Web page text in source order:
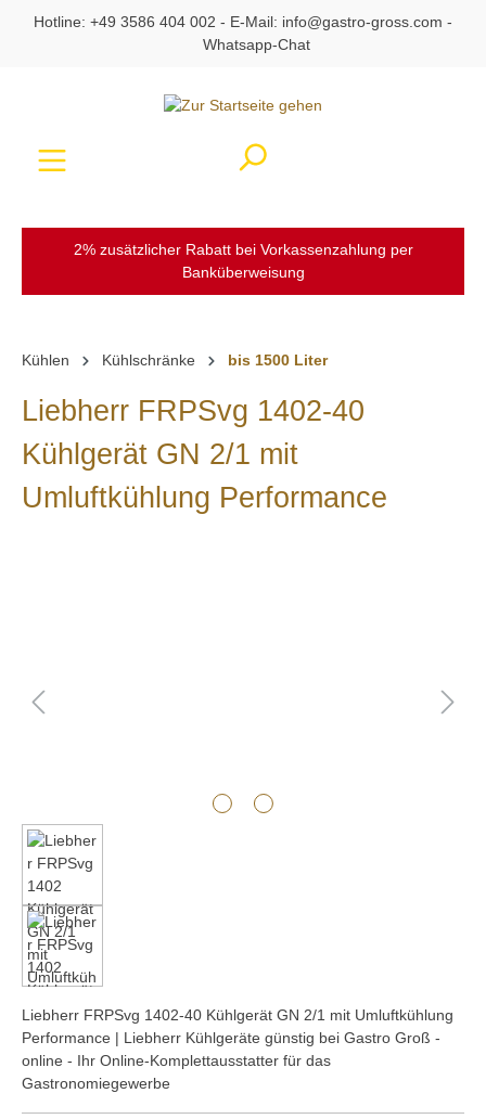
springen
Hotline: +49 3586 404 002 - E-Mail: info@gastro-gross.com -
Whatsapp-Chat
2% zusätzlicher Rabatt bei Vorkassenzahlung per
Banküberweisung
Kühlen Kühlschränke bis 1500 Liter
Liebherr FRPSvg 1402-40
Kühlgerät GN 2/1 mit
Umluftkühlung Performance
Liebherr FRPSvg 1402-40 Kühlgerät GN 2/1 mit Umluftkühlung
Performance | Liebherr Kühlgeräte günstig bei Gastro Groß -
online - Ihr Online-Komplettausstatter für das
Gastronomiegewerbe